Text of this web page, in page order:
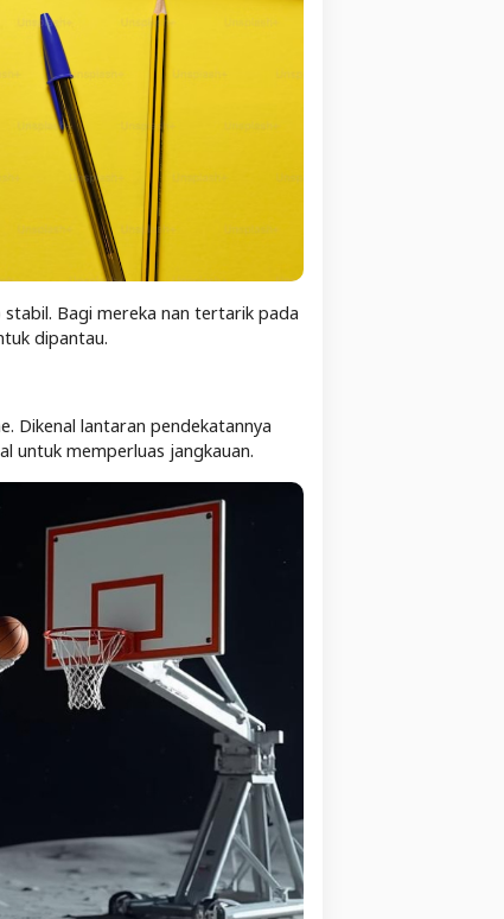
stabil. Bagi mereka nan tertarik pada
dipantau.
Dikenal lantaran pendekatannya
untuk memperluas jangkauan.